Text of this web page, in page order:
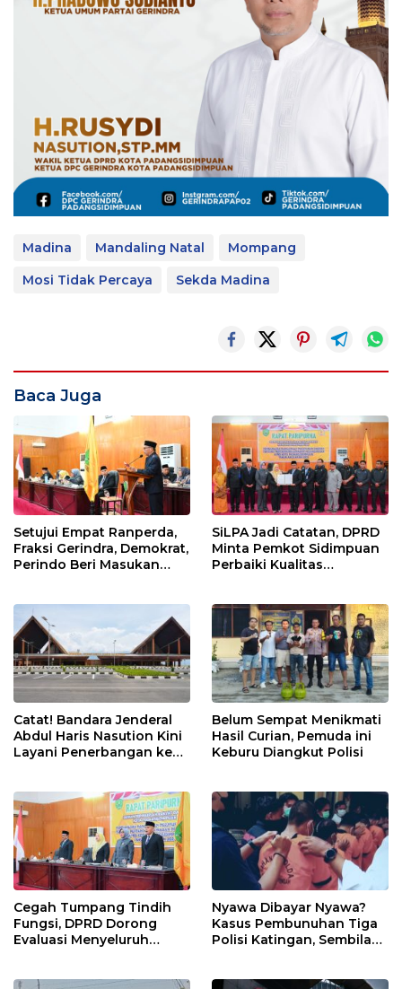
Madina Mandaling Natal
Mompang
Mosi Tidak Percaya
Sekda Madina
Baca Juga
Setujui Empat Ranperda,
Fraksi Gerindra, Demokrat,
Perindo Beri Masukan
SiLPA Jadi Catatan, DPRD
Minta Pemkot Sidimpuan
Perbaiki Kualitas
Catat! Bandara Jenderal
Abdul Haris Nasution Kini
Layani Penerbangan ke
Belum Sempat Menikmati
Hasil Curian, Pemuda ini
Keburu Diangkut Polisi
Cegah Tumpang Tindih
Fungsi, DPRD Dorong
Evaluasi Menyeluruh
Nyawa Dibayar Nyawa?
Kasus Pembunuhan Tiga
Polisi Katingan, Sembilan